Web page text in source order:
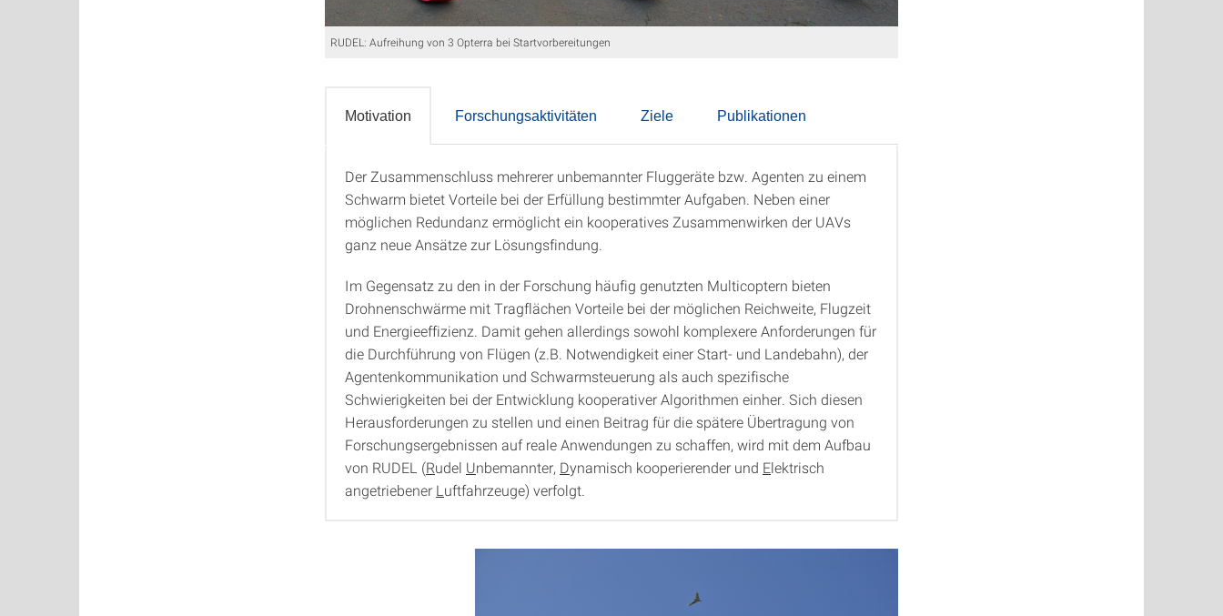
RUDEL: Aufreihung von 3 Opterra bei Startvorbereitungen
Motivation Forschungsaktivitäten Ziele Publikationen
Motivation
Der Zusammenschluss mehrerer unbemannter Fluggeräte bzw. Agenten zu einem
Schwarm bietet Vorteile bei der Erfüllung bestimmter Aufgaben. Neben einer
möglichen Redundanz ermöglicht ein kooperatives Zusammenwirken der UAVs
ganz neue Ansätze zur Lösungsfindung.
Im Gegensatz zu den in der Forschung häufig genutzten Multicoptern bieten
Drohnenschwärme mit Tragflächen Vorteile bei der möglichen Reichweite, Flugzeit
und Energieeffizienz. Damit gehen allerdings sowohl komplexere Anforderungen für
die Durchführung von Flügen (z.B. Notwendigkeit einer Start- und Landebahn), der
Agentenkommunikation und Schwarmsteuerung als auch spezifische
Schwierigkeiten bei der Entwicklung kooperativer Algorithmen einher. Sich diesen
Herausforderungen zu stellen und einen Beitrag für die spätere Übertragung von
Forschungsergebnissen auf reale Anwendungen zu schaffen, wird mit dem Aufbau
von RUDEL (Rudel Unbemannter, Dynamisch kooperierender und Elektrisch
angetriebener L uftfahrzeuge) verfolgt.